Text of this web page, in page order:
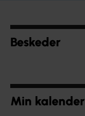
Beskeder
Min kalender